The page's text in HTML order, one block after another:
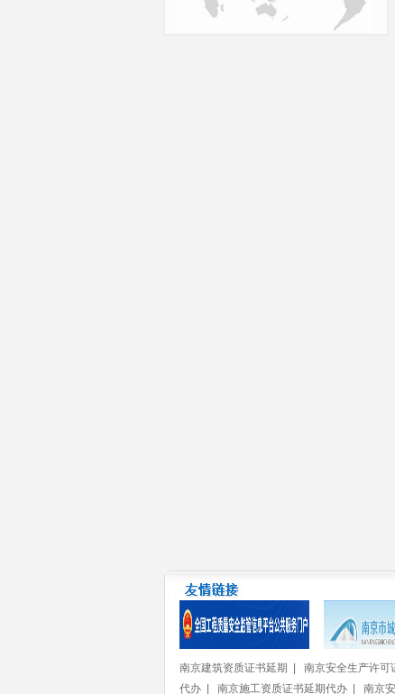
南京建筑资质证书延期 南京安全生产许可
代办
南京施工资质证书延期代办 南京